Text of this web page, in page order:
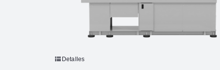
Detalles